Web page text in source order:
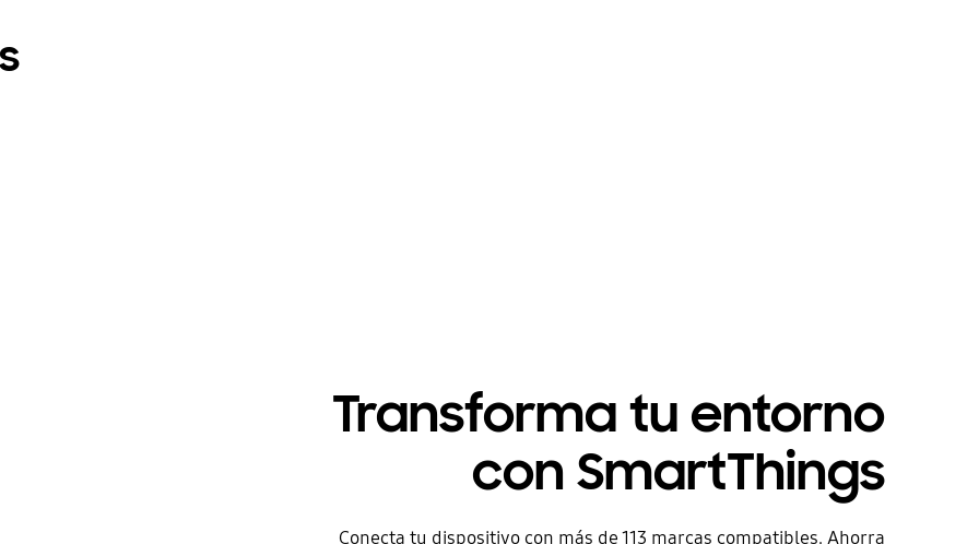
Transforma tu entorno
con SmartThings
Conecta tu dispositivo con más de 113 marcas compatibles. Ahorra